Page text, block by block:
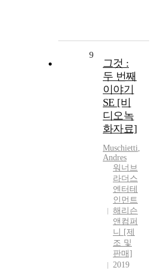
9
그것 :
두 번째
이야기
SE [비
디오녹
화자료]
Muschietti,
Andres
워너브
라더스
엔터테
인먼트
해리슨
앤컴퍼
니 [제
조 및
판매]
2019